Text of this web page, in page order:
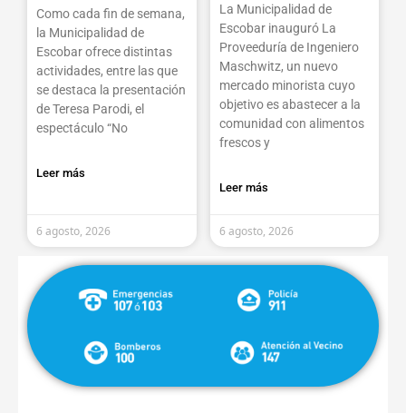
Como cada fin de semana,
la Municipalidad de
Escobar ofrece distintas
actividades, entre las que
se destaca la presentación
de Teresa Parodi, el
espectáculo “No
Leer más
6 agosto, 2026
La Municipalidad de
Escobar inauguró La
Proveeduría de Ingeniero
Maschwitz, un nuevo
mercado minorista cuyo
objetivo es abastecer a la
comunidad con alimentos
frescos y
Leer más
6 agosto, 2026